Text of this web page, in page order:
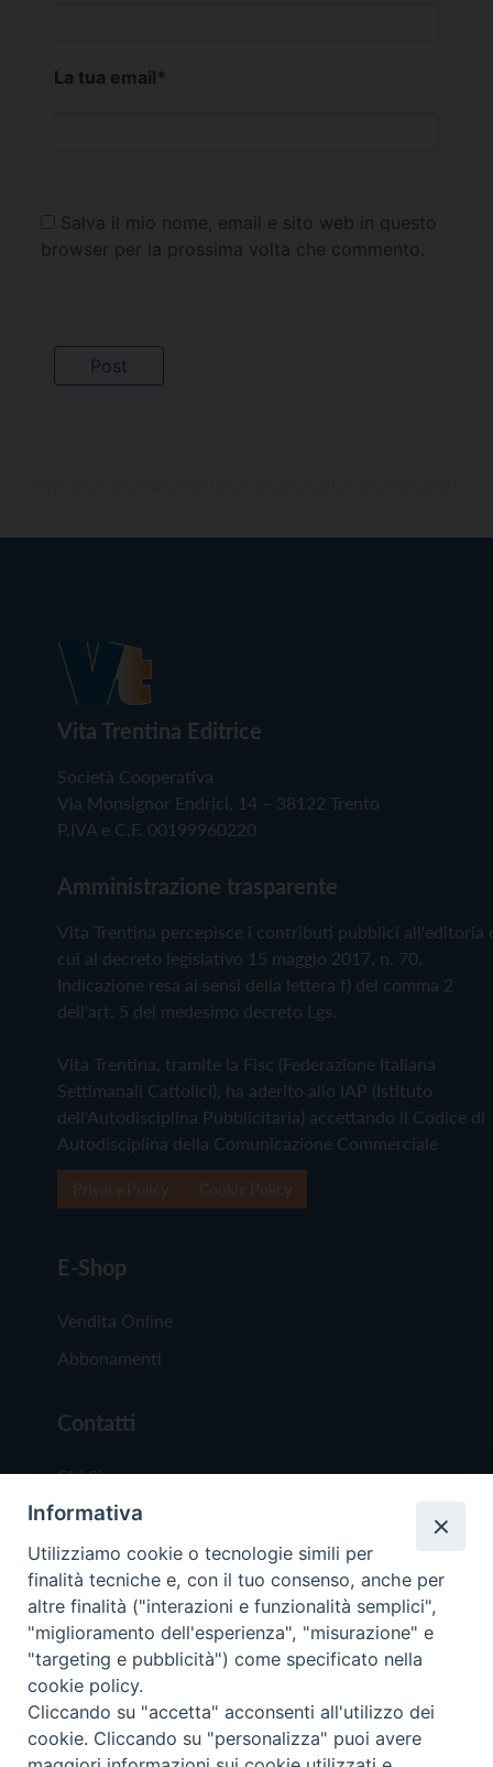
La tua email*
Salva il mio nome, email e sito web in questo
browser per la prossima volta che commento.
Vita Trentina Editrice
Società Cooperativa
Via Monsignor Endrici, 14 – 38122 Trento
P.IVA e C.F. 00199960220
Amministrazione trasparente
Vita Trentina percepisce i contributi pubblici all'editoria
cui al decreto legislativo 15 maggio 2017, n. 70.
Indicazione resa ai sensi della lettera f) del comma 2
dell'art. 5 del medesimo decreto Lgs.
Vita Trentina, tramite la Fisc (Federazione Italiana
Settimanali Cattolici), ha aderito allo IAP (Istituto
dell'Autodisciplina Pubblicitaria) accettando il Codice di
Autodisciplina della Comunicazione Commerciale
E-Shop
Vendita Online
Abbonamenti
Contatti
Chi Siamo
Redazione
Scrivici
Copyright © 2019 - Tutti i diritti riservati - Vita
Trentina Editrice
Informativa
Utilizziamo cookie o tecnologie simili per
finalità tecniche e, con il tuo consenso, anche per
altre finalità ("interazioni e funzionalità semplici",
"miglioramento dell'esperienza", "misurazione" e
"targeting e pubblicità") come specificato nella
cookie policy.
Cliccando su "accetta" acconsenti all'utilizzo dei
cookie. Cliccando su "personalizza" puoi avere